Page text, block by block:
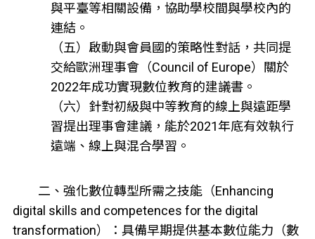
與平臺等相關設備，協助學校間與學校內的
連結。
（五）啟動與會員國的策略性對話，共同提
交給歐洲理事會（Council of Europe）關於
2022年成功實現數位教育的建議書。
（六）針對初級與中等教育的線上與遠距學
習提出理事會建議，能於2021年底有效執行
遠端、線上與混合學習。
二、強化數位轉型所需之技能（Enhancing
digital skills and competences for the digital
transformation）：具備早期提供基本數位能力（數